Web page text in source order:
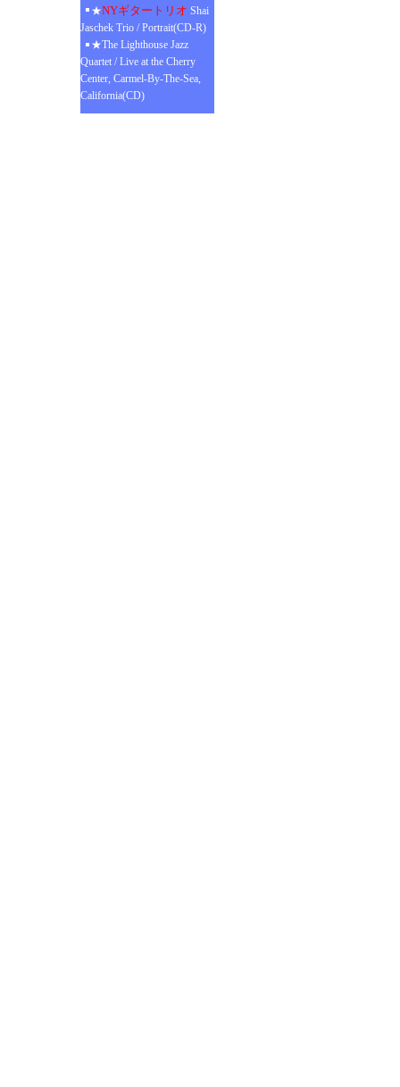
★NYギタートリオ Shai
Jaschek Trio / Portrait(CD-R)
★The Lighthouse Jazz
Quartet / Live at the Cherry
Center, Carmel-By-The-Sea,
California(CD)